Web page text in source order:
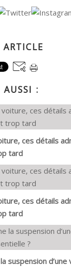
ARTICLE
AUSSI :
ces détails
tard
ces détails
tard
suspension